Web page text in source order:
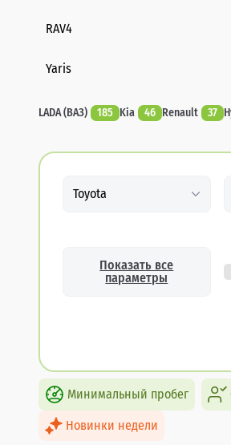
RAV4
Yaris
LADA (ВАЗ) 185 Kia 46 Renault 37
Toyota
Показать все
параметры
Минимальный пробег
Новинки недели